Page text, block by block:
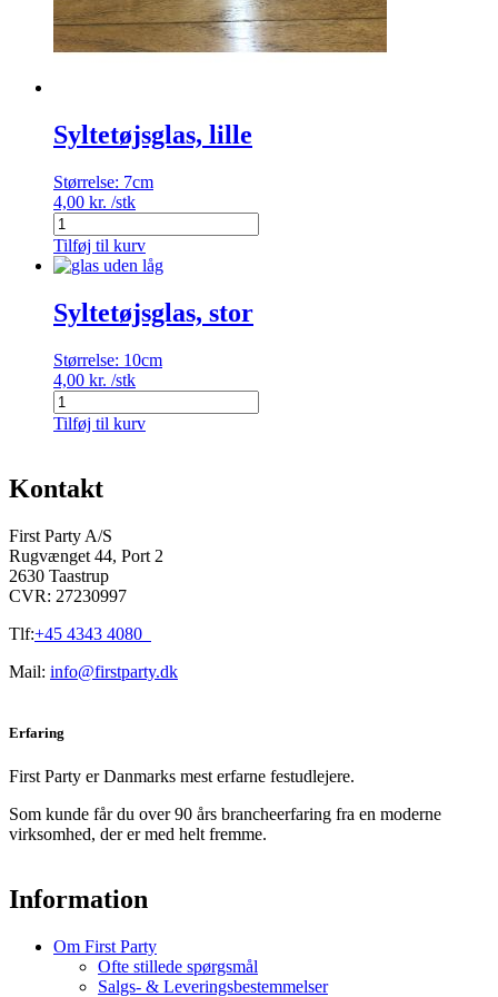
Syltetøjsglas, lille
Størrelse: 7cm
4,00 kr. /stk
Syltetøjsglas,
lille
antal
Tilføj til kurv
Syltetøjsglas, stor
Størrelse: 10cm
4,00 kr. /stk
Syltetøjsglas,
stor
Tilføj til kurv
Kontakt
First Party A/S
Rugvænget 44, Port 2
2630 Taastrup
CVR: 27230997
Tlf:+45 4343 4080
Mail: info@firstparty.dk
Erfaring
First Party er Danmarks mest erfarne festudlejere.
Som kunde får du over 90 års brancheerfaring fra en moderne
virksomhed, der er med helt fremme.
Information
Om First Party
Ofte stillede spørgsmål
Salgs- & Leveringsbestemmelser